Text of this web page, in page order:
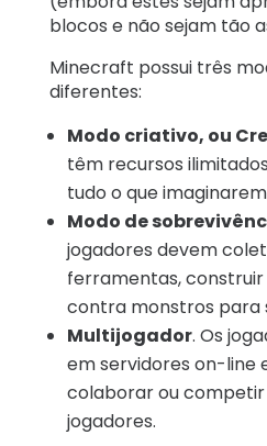
blocos e não sejam tão
Minecraft possui três
diferentes:
Modo criativo, ou
têm recursos
tudo o que
Modo de
jogadores devem
ferramentas,
contra monstros para
Multijogador. Os
em servidores on-line
colaborar ou
jogadores.